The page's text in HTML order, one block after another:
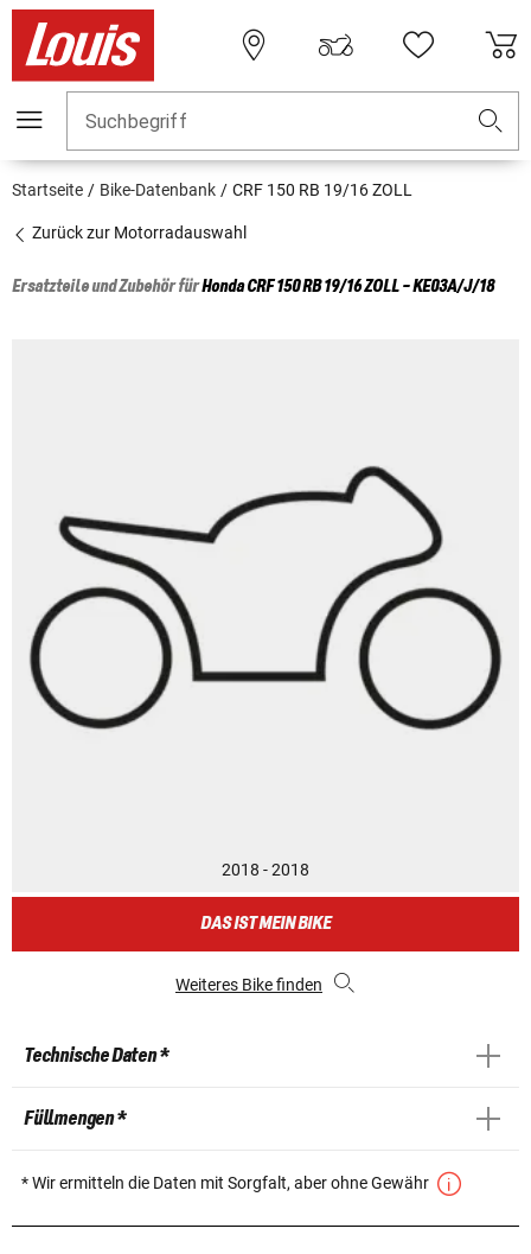
Suchbegriff
Startseite Bike-Datenbank CRF 150 RB 19/16 ZOLL
Zurück zur Motorradauswahl
Ersatzteile und Zubehör fürHondaCRF 150 RB 19/16 ZOLL - KE03A/J/18
2018 - 2018
DAS IST MEIN BIKE
Weiteres Bike finden
Technische Daten *
Füllmengen *
* Wir ermitteln die Daten mit Sorgfalt, aber ohne Gewähr